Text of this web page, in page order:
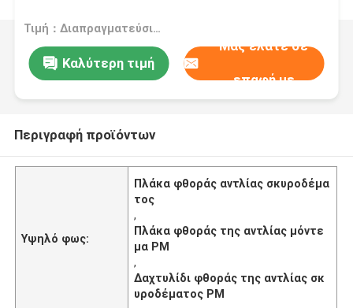
Τιμή：Διαπραγματεύσιμα
Καλύτερη τιμή
Μας ελάτε σε
επαφή με
Περιγραφή προϊόντων
Υψηλό φως:
Πλάκα φθοράς αντλίας σκυροδέμα
τος
,
Πλάκα φθοράς της αντλίας μόντε
μα PM
,
Δαχτυλίδι φθοράς της αντλίας σκ
υροδέματος PM